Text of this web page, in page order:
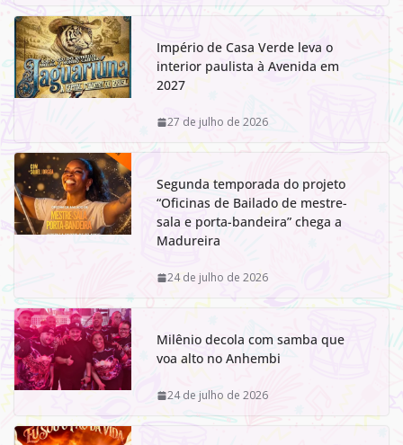
Império de Casa Verde leva o
interior paulista à Avenida em
2027
27 de julho de 2026
Segunda temporada do projeto
“Oficinas de Bailado de mestre-
sala e porta-bandeira” chega a
Madureira
24 de julho de 2026
Milênio decola com samba que
voa alto no Anhembi
24 de julho de 2026